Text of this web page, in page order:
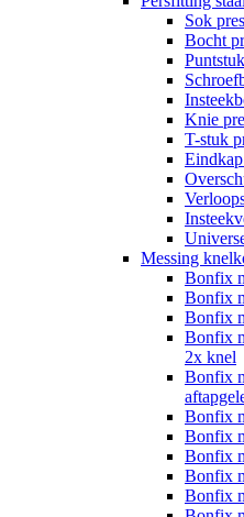
Sok
Bocht
Knie
T-stuk
Messing
Bonfix
Bonfix
Bonfix
Bonfix
2x knel
Bonfix
Bonfix
Bonfix
Bonfix
Bonfix
Bonfix